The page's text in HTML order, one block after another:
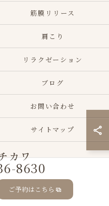
8630
ご予約はこちら
筋膜リリース
肩こり
リラクゼーション
ブログ
お問い合わせ
サイトマップ
カワ ALL RIGHTS RESERVED.